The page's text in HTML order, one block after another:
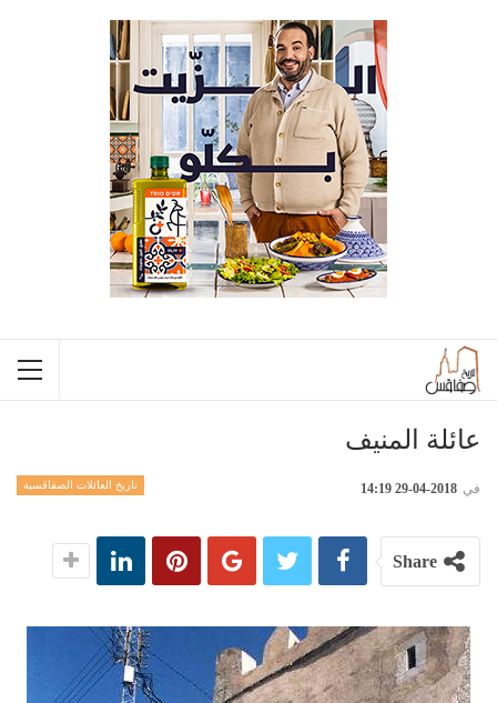
عائلة المنيف
تاريخ العائلات الصفاقسية في 2018-04-29 14:19
Share